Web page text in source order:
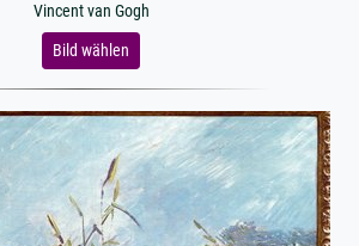
Vincent van Gogh
Bild wählen